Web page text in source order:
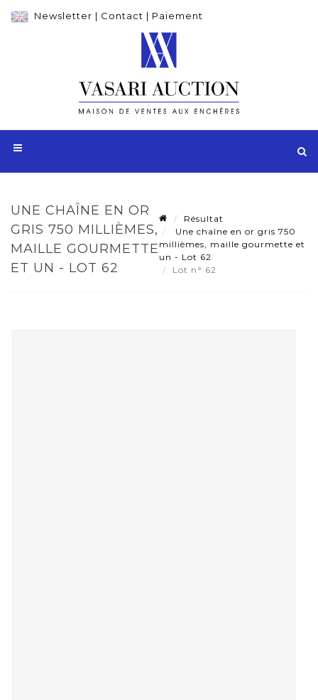
Newsletter | Contact | Paiement
UNE CHAÎNE EN OR
GRIS 750 MILLIÈMES,
MAILLE GOURMETTE
ET UN - LOT 62
Résultat
Une chaîne en or gris 750
millièmes, maille gourmette et
un - Lot 62
Lot n° 62